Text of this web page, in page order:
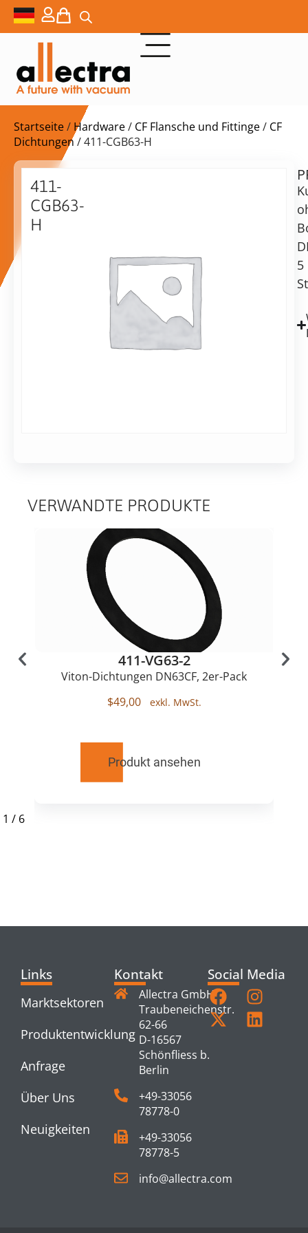
Startseite/ Hardware/ CF Flansche und Fittinge/ CF
Dichtungen / 411-CGB63-H
411-
CGB63-
H
$
5
VERWANDTE PRODUKTE
411-VG63-2
Viton-Dichtungen DN63CF, 2er-Pack
$49,00
Produkt ansehen
1 / 6
Links
Marktsektoren
Produktentwicklung
Anfrage
Über Uns
Neuigkeiten
Kontakt
Allectra GmbH
Traubeneichenstr.
62-66
D-16567
Schönfliess b.
Berlin
+49-33056
78778-0
+49-33056
78778-5
info@allectra.com
Social Media